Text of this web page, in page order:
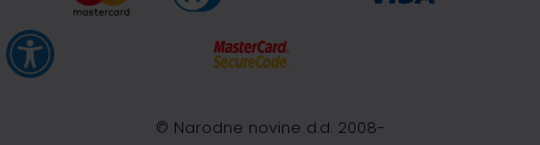
© Narodne novine d.d. 2008-